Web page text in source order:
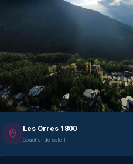
Les Orres 1800
Coucher de soleil